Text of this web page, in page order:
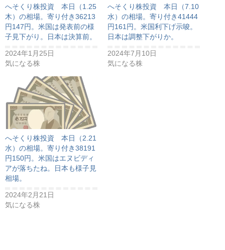
へそくり株投資 本日（1.25
木）の相場。寄り付き36213
円147円。米国は発表前の様
子見下がり。日本は決算前。
2024年1月25日
気になる株
へそくり株投資 本日（7.10
水）の相場。寄り付き41444
円161円。米国利下げ示唆。
日本は調整下がりか。
2024年7月10日
気になる株
へそくり株投資 本日（2.21
水）の相場。寄り付き38191
円150円。米国はエヌビディ
アが落ちたね。日本も様子見
相場。
2024年2月21日
気になる株